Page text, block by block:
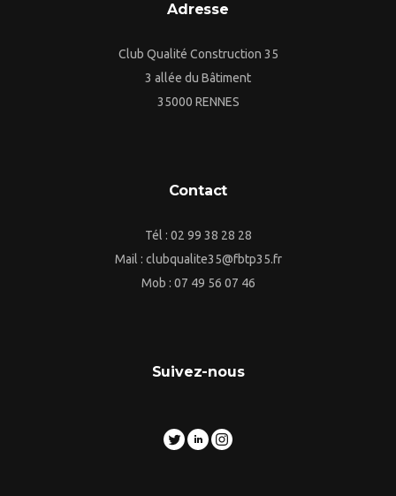
Adresse
Club Qualité Construction 35
3 allée du Bâtiment
35000 RENNES
Contact
Tél : 02 99 38 28 28
Mail : clubqualite35@fbtp35.fr
Mob : 07 49 56 07 46
Suivez-nous